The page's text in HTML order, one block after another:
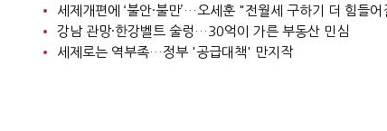
세제개편에 ‘불안·불만’…오세훈 "전월세 구하기 더 힘들어
강남 관망·한강벨트 술렁…30억이 가른 부동산 민심
세제로는 역부족…정부 '공급대책' 만지작